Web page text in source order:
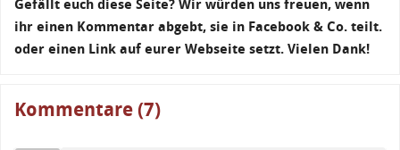
Gefällt euch diese Seite? Wir würden uns freuen, wenn
ihr einen Kommentar abgebt, sie in Facebook & Co. teilt.
oder einen Link auf eurer Webseite setzt. Vielen Dank!
Kommentare (7)